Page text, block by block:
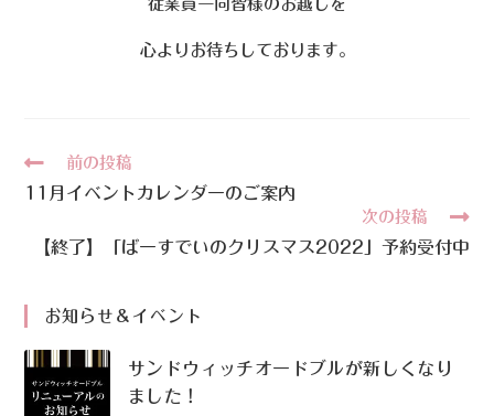
従業員一同皆様のお越しを
心よりお待ちしております。
前の投稿
11月イベントカレンダーのご案内
次の投稿
【終了】「ばーすでいのクリスマス2022」予約受付中
お知らせ＆イベント
サンドウィッチオードブルが新しくなり
ました！